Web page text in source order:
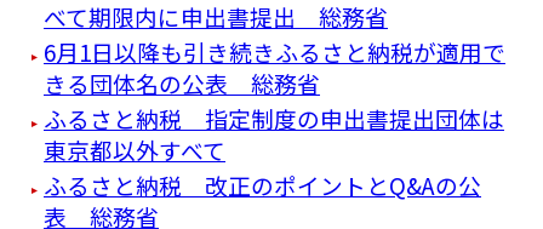
べて期限内に申出書提出 総務省
6月1日以降も引き続きふるさと納税が適用で
きる団体名の公表 総務省
ふるさと納税 指定制度の申出書提出団体は
東京都以外すべて
ふるさと納税 改正のポイントとQ&Aの公
表 総務省